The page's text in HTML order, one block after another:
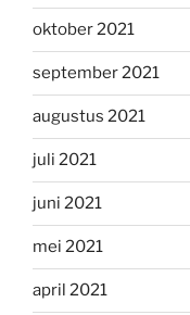
oktober 2021
september 2021
augustus 2021
juli 2021
juni 2021
mei 2021
april 2021